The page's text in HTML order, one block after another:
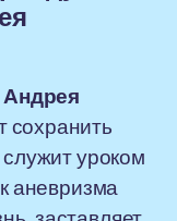
сохранить
уроком
аневризма